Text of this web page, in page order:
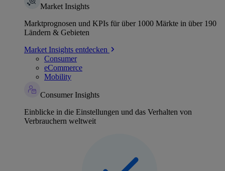
Market Insights
Marktprognosen und KPIs für über 1000 Märkte in über 190
Ländern & Gebieten
Market Insights entdecken
Consumer
eCommerce
Mobility
Consumer Insights
Einblicke in die Einstellungen und das Verhalten von
Verbrauchern weltweit